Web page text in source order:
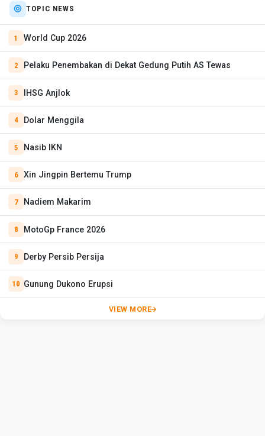
TOPIC NEWS
World Cup 2026
Pelaku Penembakan di Dekat Gedung Putih AS Tewas
IHSG Anjlok
Dolar Menggila
Nasib IKN
Xin Jingpin Bertemu Trump
Nadiem Makarim
MotoGp France 2026
Derby Persib Persija
Gunung Dukono Erupsi
VIEW MORE